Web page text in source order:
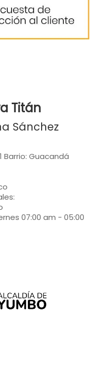
Titán
Sánchez
Barrio: Guacandá
07:00 am - 05:00